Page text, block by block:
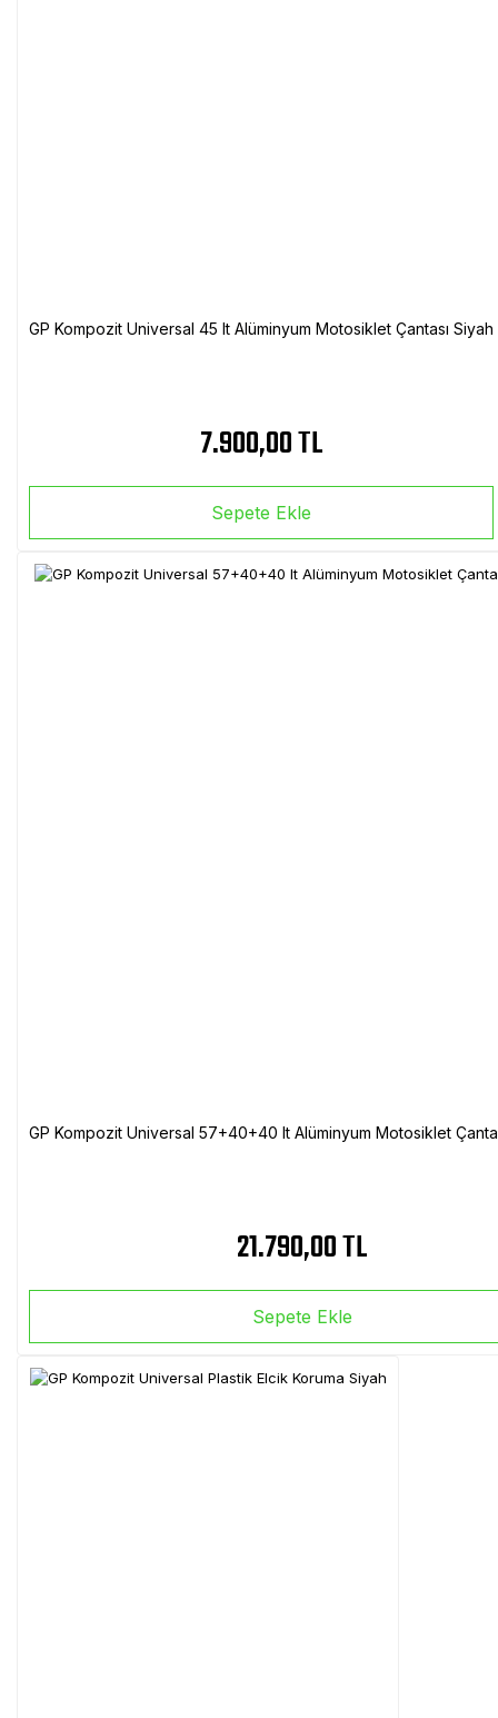
GP Kompozit Universal 45 lt Alüminyum Motosiklet Çantası Siyah
7.900,00 TL
Sepete Ekle
GP Kompozit Universal 57+40+40 lt Alüminyum Motosiklet
21.790,00 TL
Sepete Ekle